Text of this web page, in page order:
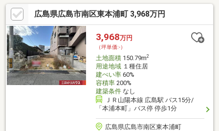
周辺環境・スーパー「ショージ牛田店」徒歩6分(約420m)・牛田
東第四公園 徒歩5分(約350m)・牛田小学校 徒歩10分(約760m)※容
積率は前面道路幅員(m)×4／10×100％に制限■ ご希望の住まい探
しをお手伝いします ━━━━━・・・物件の詳細・ご相談はお気
軽にお問い合わせください。
広島県広島市南区東本浦町 3,968万円
3,968万円
（坪単価:-）
土地面積150.79m2
用途地域１種住居
建ぺい率60%
容積率200%
建築条件なし
ＪＲ山陽本線 広島駅 バス15分/
「本浦本町」バス停 停歩1分
広島県広島市南区東本浦町